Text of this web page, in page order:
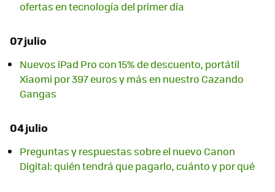
ofertas en tecnología del primer día
07 julio
Nuevos iPad Pro con 15% de descuento, portátil
Xiaomi por 397 euros y más en nuestro Cazando
Gangas
04 julio
Preguntas y respuestas sobre el nuevo Canon
Digital: quién tendrá que pagarlo, cuánto y por qué